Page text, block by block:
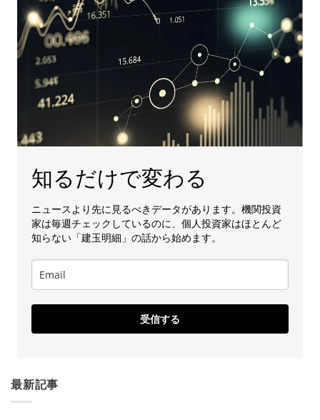
知るだけで変わる
ニュースより先に見るべきデータがあります。機関投資
家は毎週チェックしているのに、個人投資家はほとんど
知らない「建玉明細」の話から始めます。
受信する
最新記事